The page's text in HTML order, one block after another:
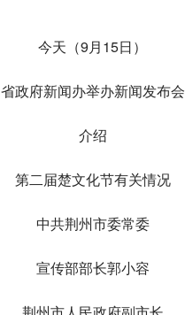
今天（9月15日）
省政府新闻办举办新闻发布会
介绍
第二届楚文化节有关情况
中共荆州市委常委
宣传部部长郭小容